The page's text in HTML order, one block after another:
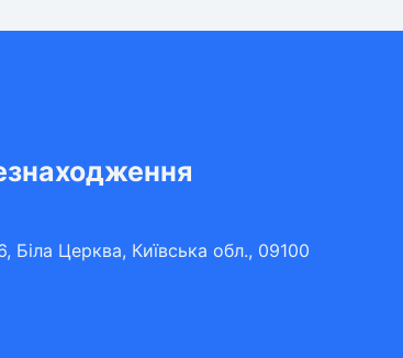
Церква, Київська обл., 09100